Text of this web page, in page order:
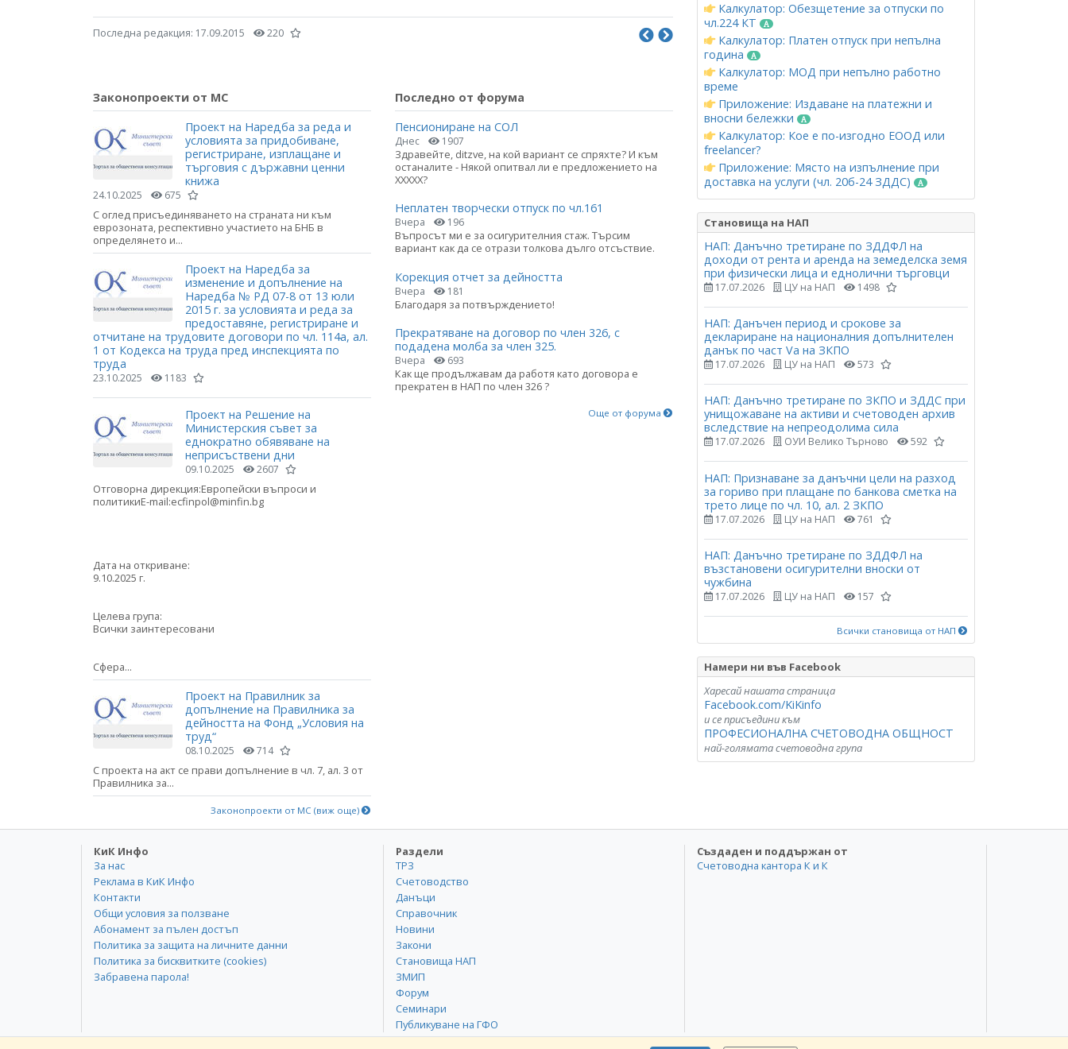
Последна редакция: 17.09.2015 220
Законопроекти от МС
Проект на Наредба за реда и
условията за придобиване,
регистриране, изплащане и
търговия с държавни ценни
книжа
24.10.2025 675
С оглед присъединяването на страната ни към
еврозоната, респективно участието на БНБ в
определянето и...
Проект на Наредба за
изменение и допълнение на
Наредба № РД 07-8 от 13 юли
2015 г. за условията и реда за
предоставяне, регистриране и
отчитане на трудовите договори по чл. 114а, ал.
1 от Кодекса на труда пред инспекцията по
труда
23.10.2025 1183
Проект на Решение на
Министерския съвет за
еднократно обявяване на
неприсъствени дни
09.10.2025 2607
Отговорна дирекция:Европейски въпроси и
политикиE-mail:ecfinpol@minfin.bg
Дата на откриване:
9.10.2025 г.
Целева група:
Всички заинтересовани
Сфера...
Проект на Правилник за
допълнение на Правилника за
дейността на Фонд „Условия на
труд“
08.10.2025 714
С проекта на акт се прави допълнение в чл. 7, ал. 3 от
Правилника за...
Законопроекти от МС (виж още)
Последно от форума
Пенсиониране на СОЛ
Днес 1907
Здравейте, ditzve, на кой вариант се спряхте? И към
останалите - Някой опитвал ли е предложението на
ХХХХХ?
Неплатен творчески отпуск по чл.161
Вчера 196
Въпросът ми е за осигурителния стаж. Търсим
вариант как да се отрази толкова дълго отсъствие.
Корекция отчет за дейността
Вчера 181
Благодаря за потвърждението!
Прекратяване на договор по член 326, с
подадена молба за член 325.
Вчера 693
Как ще продължавам да работя като договора е
прекратен в НАП по член 326 ?
Още от форума
Калкулатор: Обезщетение за отпуски по
чл.224 КТ
Калкулатор: Платен отпуск при непълна
година
Калкулатор: МОД при непълно работно
време
Приложение: Издаване на платежни и
вносни бележки
Калкулатор: Кое е по-изгодно ЕООД или
freelancer?
Приложение: Място на изпълнение при
доставка на услуги (чл. 20б-24 ЗДДС)
Становища на НАП
НАП: Данъчно третиране по ЗДДФЛ на
доходи от рента и аренда на земеделска земя
при физически лица и еднолични търговци
17.07.2026 ЦУ на НАП 1498
НАП: Данъчен период и срокове за
деклариране на националния допълнителен
данък по част Vа на ЗКПО
17.07.2026 ЦУ на НАП 573
НАП: Данъчно третиране по ЗКПО и ЗДДС при
унищожаване на активи и счетоводен архив
вследствие на непреодолима сила
17.07.2026 ОУИ Велико Търново 592
НАП: Признаване за данъчни цели на разход
за гориво при плащане по банкова сметка на
трето лице по чл. 10, ал. 2 ЗКПО
17.07.2026 ЦУ на НАП 761
НАП: Данъчно третиране по ЗДДФЛ на
възстановени осигурителни вноски от
чужбина
17.07.2026 ЦУ на НАП 157
Всички становища от НАП
Намери ни във Facebook
Харесай нашата страница
Facebook.com/KiKinfo
и се присъедини към
ПРОФЕСИОНАЛНА СЧЕТОВОДНА ОБЩНОСТ
най-голямата счетоводна група
КиК Инфо
За нас
Реклама в КиК Инфо
Контакти
Общи условия за ползване
Абонамент за пълен достъп
Политика за защита на личните данни
Политика за бисквитките (cookies)
Забравена парола!
Раздели
ТРЗ
Счетоводство
Данъци
Справочник
Новини
Закони
Становища НАП
ЗМИП
Форум
Семинари
Публикуване на ГФО
Създаден и поддържан от
Счетоводна кантора К и К